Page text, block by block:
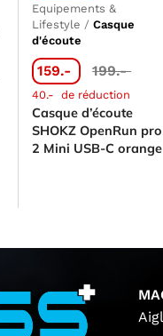
Equipements &
Lifestyle /Casque
d'écoute
159.- 199.-
40.- de réduction
Casque d’écoute
SHOKZ OpenRun pro
2 Mini USB-C orange